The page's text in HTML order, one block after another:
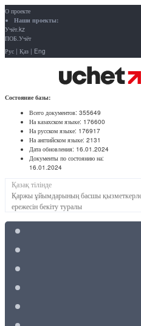
О проекте
Наши проекты:
Учёт.kz
ПОБ.Учёт
Рус | Қаз | Eng
Состояние базы:
Всего документов: 355649
На казахском языке: 176600
На русском языке: 176917
На английском языке: 2131
Дата обновления: 16.01.2024
Документы по состоянию на:
16.01.2024
Қазақ тілінде
Қаржы ұйымдарының басшы
ережесін бекіту туралы